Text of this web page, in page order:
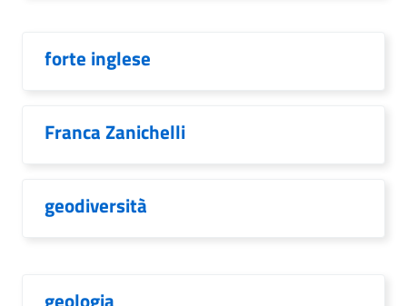
forte inglese
Franca Zanichelli
geodiversità